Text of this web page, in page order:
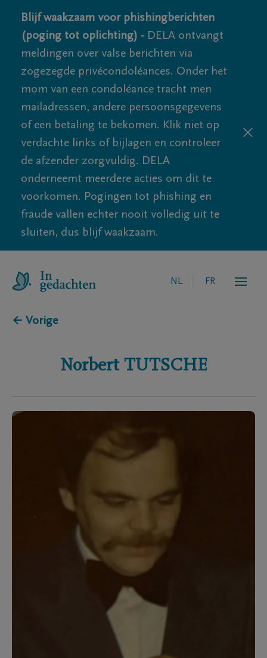
Blijf waakzaam voor phishingberichten
(poging tot oplichting) - DELA ontvangt
meldingen over valse berichten via
zogezegde privécondoléances. Onder het
mom van een condoléance tracht men
mailadressen, andere persoonsgegevens
of een betaling te bekomen. Klik niet op
verdachte links of bijlagen en controleer
de afzender zorgvuldig. DELA
onderneemt meerdere acties om dit te
voorkomen. Pogingen tot phishing en
fraude vallen echter nooit volledig uit te
sluiten, dus blijf waakzaam.
NL FR
← Vorige
Norbert TUTSCHE